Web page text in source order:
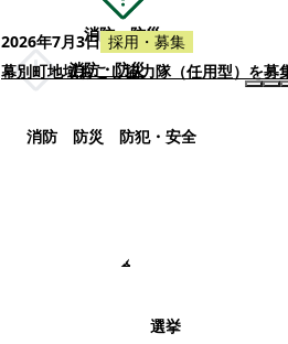
消防・防災
消防・防災
消防 防災 防犯・安全
町政情報
選挙
2026年7月3日 採用・募集
幕別町地域おこし協力隊（任用型）を募